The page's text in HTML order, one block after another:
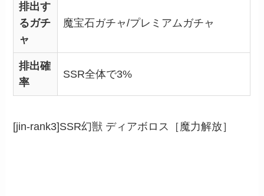
排出す
るガチ
ャ
魔宝石ガチャ/プレミアムガチャ
排出確
率
SSR全体で3%
[jin-rank3]SSR幻獣 ディアボロス［魔力解放］